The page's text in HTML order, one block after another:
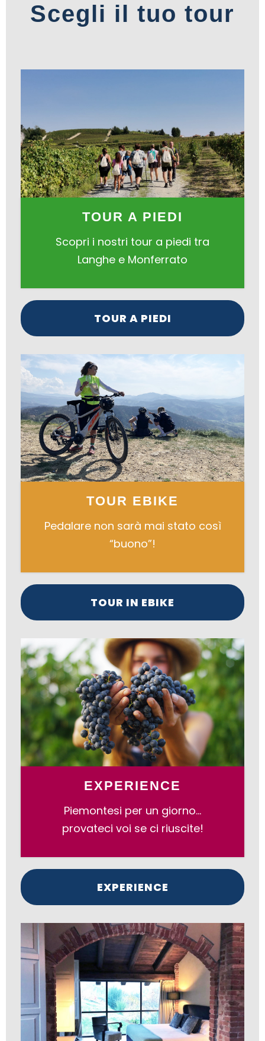
Scegli il tuo tour
TOUR A PIEDI
Scopri i nostri tour a piedi tra
Langhe e Monferrato
TOUR A PIEDI
TOUR EBIKE
Pedalare non sarà mai stato così
“buono”!
TOUR IN EBIKE
EXPERIENCE
Piemontesi per un giorno…
provateci voi se ci riuscite!
EXPERIENCE